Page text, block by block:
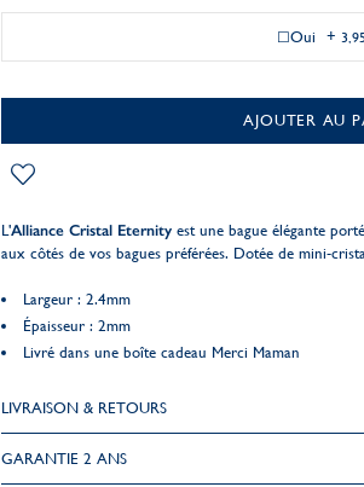
Oui +
AJOUTER AU
L'Alliance Cristal Eternityest une bague élégante
aux côtés de vos bagues préférées. Dotée de mini-
Largeur : 2.4mm
Épaisseur : 2mm
Livré dans une boîte cadeau Merci Maman
LIVRAISON & RETOURS
GARANTIE 2 ANS